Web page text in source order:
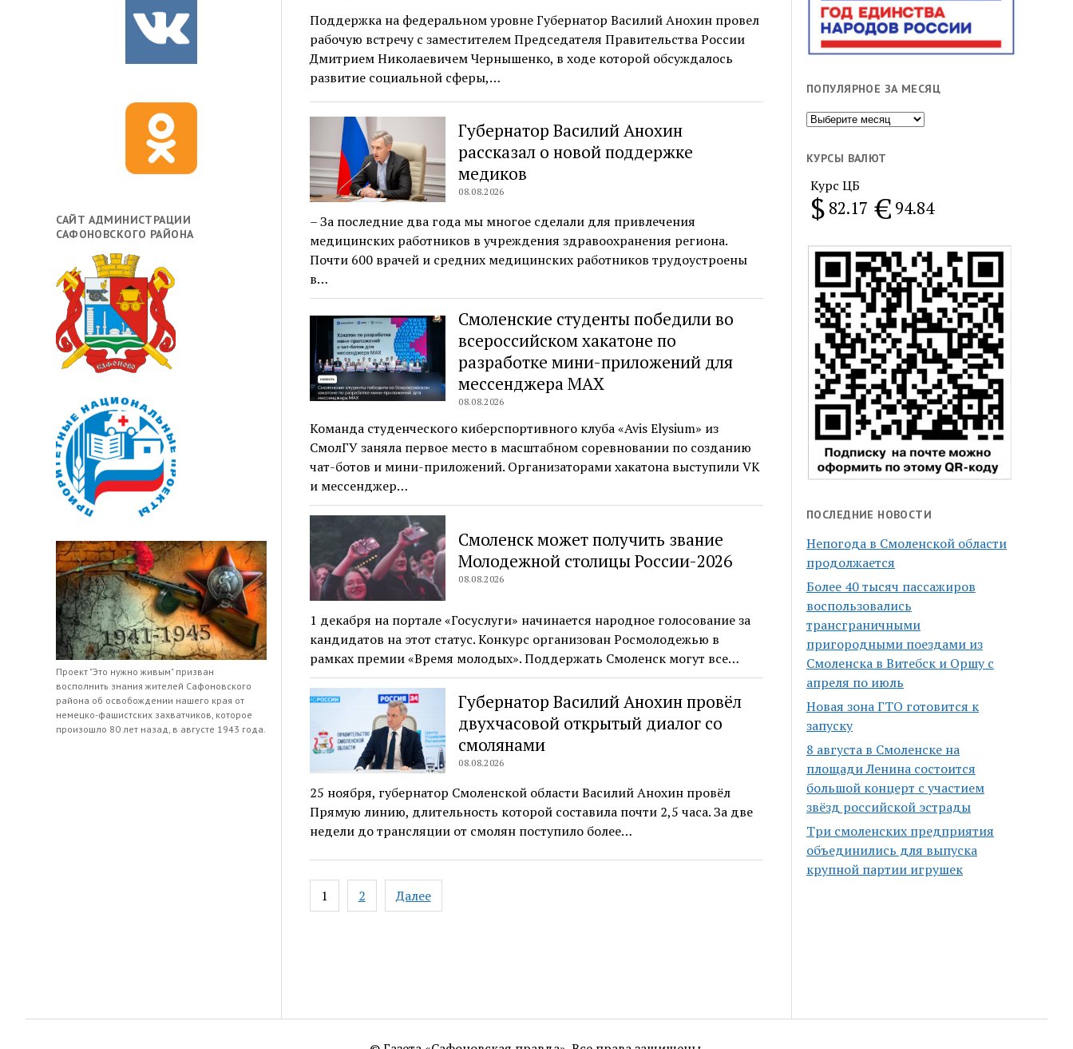
САЙТ АДМИНИСТРАЦИИ
САФОНОВСКОГО РАЙОНА
Проект "Это нужно живым" призван
восполнить знания жителей Сафоновского
района об освобождении нашего края от
немецко-фашистских захватчиков, которое
произошло 80 лет назад, в августе 1943 года.
Поддержка на федеральном уровне Губернатор Василий Анохин провел
рабочую встречу с заместителем Председателя Правительства России
Дмитрием Николаевичем Чернышенко, в ходе которой обсуждалось
развитие социальной сферы,…
Губернатор Василий Анохин
рассказал о новой поддержке
медиков
08.08.2026
– За последние два года мы многое сделали для привлечения
медицинских работников в учреждения здравоохранения региона.
Почти 600 врачей и средних медицинских работников трудоустроены
в…
Смоленские студенты победили во
всероссийском хакатоне по
разработке мини-приложений для
мессенджера MAX
08.08.2026
Команда студенческого киберспортивного клуба «Avis Elysium» из
СмолГУ заняла первое место в масштабном соревновании по созданию
чат-ботов и мини-приложений. Организаторами хакатона выступили VK
и мессенджер…
Смоленск может получить звание
Молодежной столицы России-2026
08.08.2026
1 декабря на портале «Госуслуги» начинается народное голосование за
кандидатов на этот статус. Конкурс организован Росмолодежью в
рамках премии «Время молодых». Поддержать Смоленск могут все…
Губернатор Василий Анохин провёл
двухчасовой открытый диалог со
смолянами
08.08.2026
25 ноября, губернатор Смоленской области Василий Анохин провёл
Прямую линию, длительность которой составила почти 2,5 часа. За две
недели до трансляции от смолян поступило более…
Навигация
по
1 2 Далее
ПОПУЛЯРНОЕ ЗА МЕСЯЦ
Популярное
месяц
КУРСЫ ВАЛЮТ
Курс ЦБ
$ 82.17 € 94.84
ПОСЛЕДНИЕ НОВОСТИ
Непогода в Смоленской области
продолжается
Более 40 тысяч пассажиров
воспользовались
трансграничными
пригородными поездами из
Смоленска в Витебск и Оршу с
апреля по июль
Новая зона ГТО готовится к
запуску
8 августа в Смоленске на
площади Ленина состоится
большой концерт с участием
звёзд российской эстрады
Три смоленских предприятия
объединились для выпуска
крупной партии игрушек